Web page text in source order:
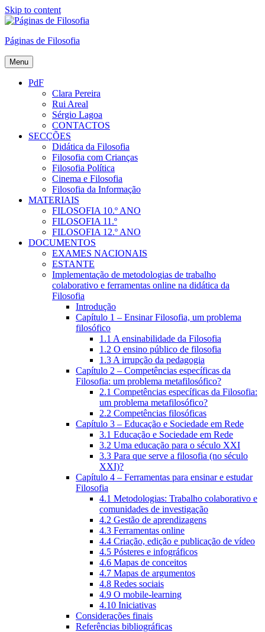
Skip to content
Páginas de Filosofia
Menu
PdF
Clara Pereira
Rui Areal
Sérgio Lagoa
CONTACTOS
SECÇÕES
Didática da Filosofia
Filosofia com Crianças
Filosofia Política
Cinema e Filosofia
Filosofia da Informação
MATERIAIS
FILOSOFIA 10.º ANO
FILOSOFIA 11.º
FILOSOFIA 12.º ANO
DOCUMENTOS
EXAMES NACIONAIS
ESTANTE
Implementação de metodologias de trabalho
colaborativo e ferramentas online na didática da
Filosofia
Introdução
Capítulo 1 – Ensinar Filosofia, um problema
filosófico
1.1 A ensinabilidade da Filosofia
1.2 O ensino público de filosofia
1.3 A irrupção da pedagogia
Capítulo 2 – Competências específicas da
Filosofia: um problema metafilosófico?
2.1 Competências específicas da Filosofia:
um problema metafilosófico?
2.2 Competências filosóficas
Capítulo 3 – Educação e Sociedade em Rede
3.1 Educação e Sociedade em Rede
3.2 Uma educação para o século XXI
3.3 Para que serve a filosofia (no século
XXI)?
Capítulo 4 – Ferramentas para ensinar e estudar
Filosofia
4.1 Metodologias: Trabalho colaborativo e
comunidades de investigação
4.2 Gestão de aprendizagens
4.3 Ferramentas online
4.4 Criação, edição e publicação de vídeo
4.5 Pósteres e infográficos
4.6 Mapas de conceitos
4.7 Mapas de argumentos
4.8 Redes sociais
4.9 O mobile-learning
4.10 Iniciativas
Considerações finais
Referências bibliográficas